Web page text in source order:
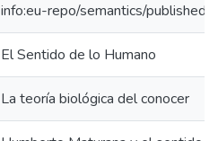
info:eu-repo/semantics/
El Sentido de lo Humano
La teoría biológica del conocer